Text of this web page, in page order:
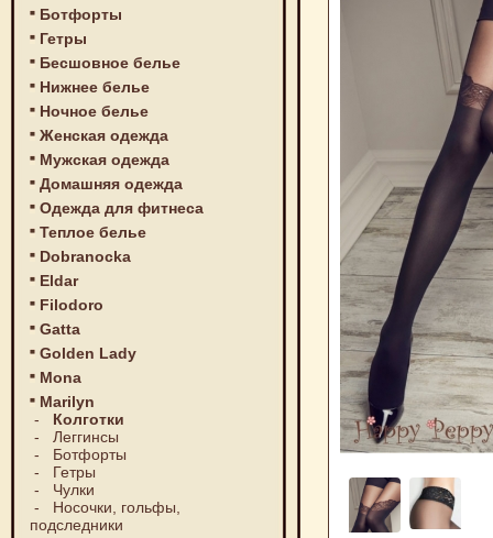
Ботфорты
Гетры
Бесшовное белье
Нижнее белье
Ночное белье
Женская одежда
Мужская одежда
Домашняя одежда
Одежда для фитнеса
Теплое белье
Dobranocka
Eldar
Filodoro
Gatta
Golden Lady
Mona
Marilyn
- Колготки
- Леггинсы
- Ботфорты
- Гетры
- Чулки
- Носочки, гольфы,
подследники